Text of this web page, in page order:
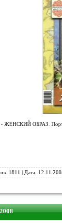
ЖЕНСКИЙ ОБРАЗ.
1811 | Дата: